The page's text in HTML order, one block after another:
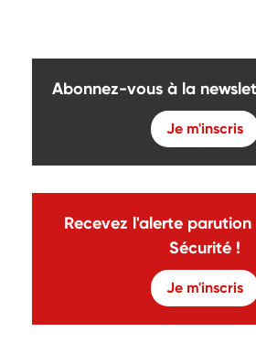
Abonnez-vous à la
Je m'inscris
Recevez l'alerte
Sécurité !
Je m'inscris